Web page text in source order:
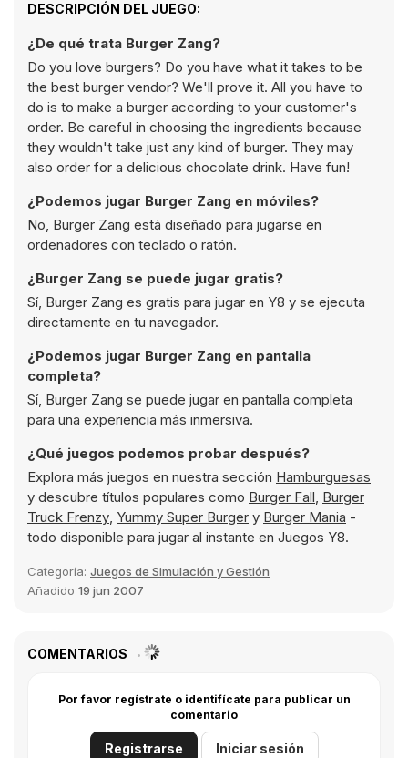
DESCRIPCIÓN DEL JUEGO:
¿De qué trata Burger Zang?
Do you love burgers? Do you have what it takes to be
the best burger vendor? We'll prove it. All you have to
do is to make a burger according to your customer's
order. Be careful in choosing the ingredients because
they wouldn't take just any kind of burger. They may
also order for a delicious chocolate drink. Have fun!
¿Podemos jugar Burger Zang en móviles?
No, Burger Zang está diseñado para jugarse en
ordenadores con teclado o ratón.
¿Burger Zang se puede jugar gratis?
Sí, Burger Zang es gratis para jugar en Y8 y se ejecuta
directamente en tu navegador.
¿Podemos jugar Burger Zang en pantalla
completa?
Sí, Burger Zang se puede jugar en pantalla completa
para una experiencia más inmersiva.
¿Qué juegos podemos probar después?
Explora más juegos en nuestra sección Hamburguesas
y descubre títulos populares como Burger Fall, Burger
Truck Frenzy, Yummy Super Burger y Burger Mania -
todo disponible para jugar al instante en Juegos Y8.
Categoría: Juegos de Simulación y Gestión
Añadido 19 jun 2007
COMENTARIOS
Por favor regístrate o identifícate para publicar un
comentario
Registrarse Iniciar sesión